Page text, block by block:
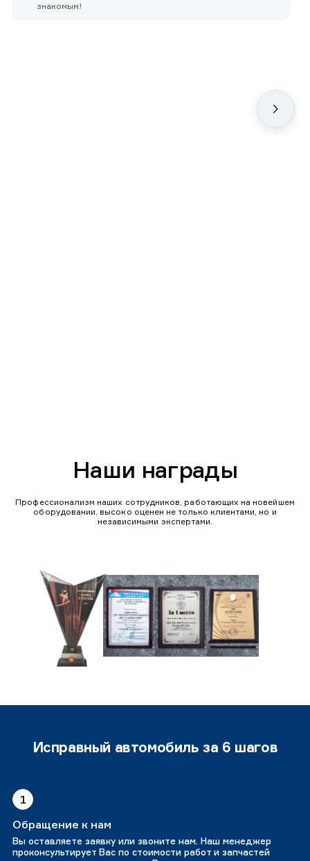
знакомым!
Наши награды
Профессионализм наших сотрудников, работающих на новейшем
оборудовании, высоко оценен не только клиентами, но и
независимыми экспертами.
Исправный автомобиль за 6 шагов
1
Обращение к нам
Вы оставляете заявку или звоните нам. Наш менеджер
проконсультирует Вас по стоимости работ и запчастей